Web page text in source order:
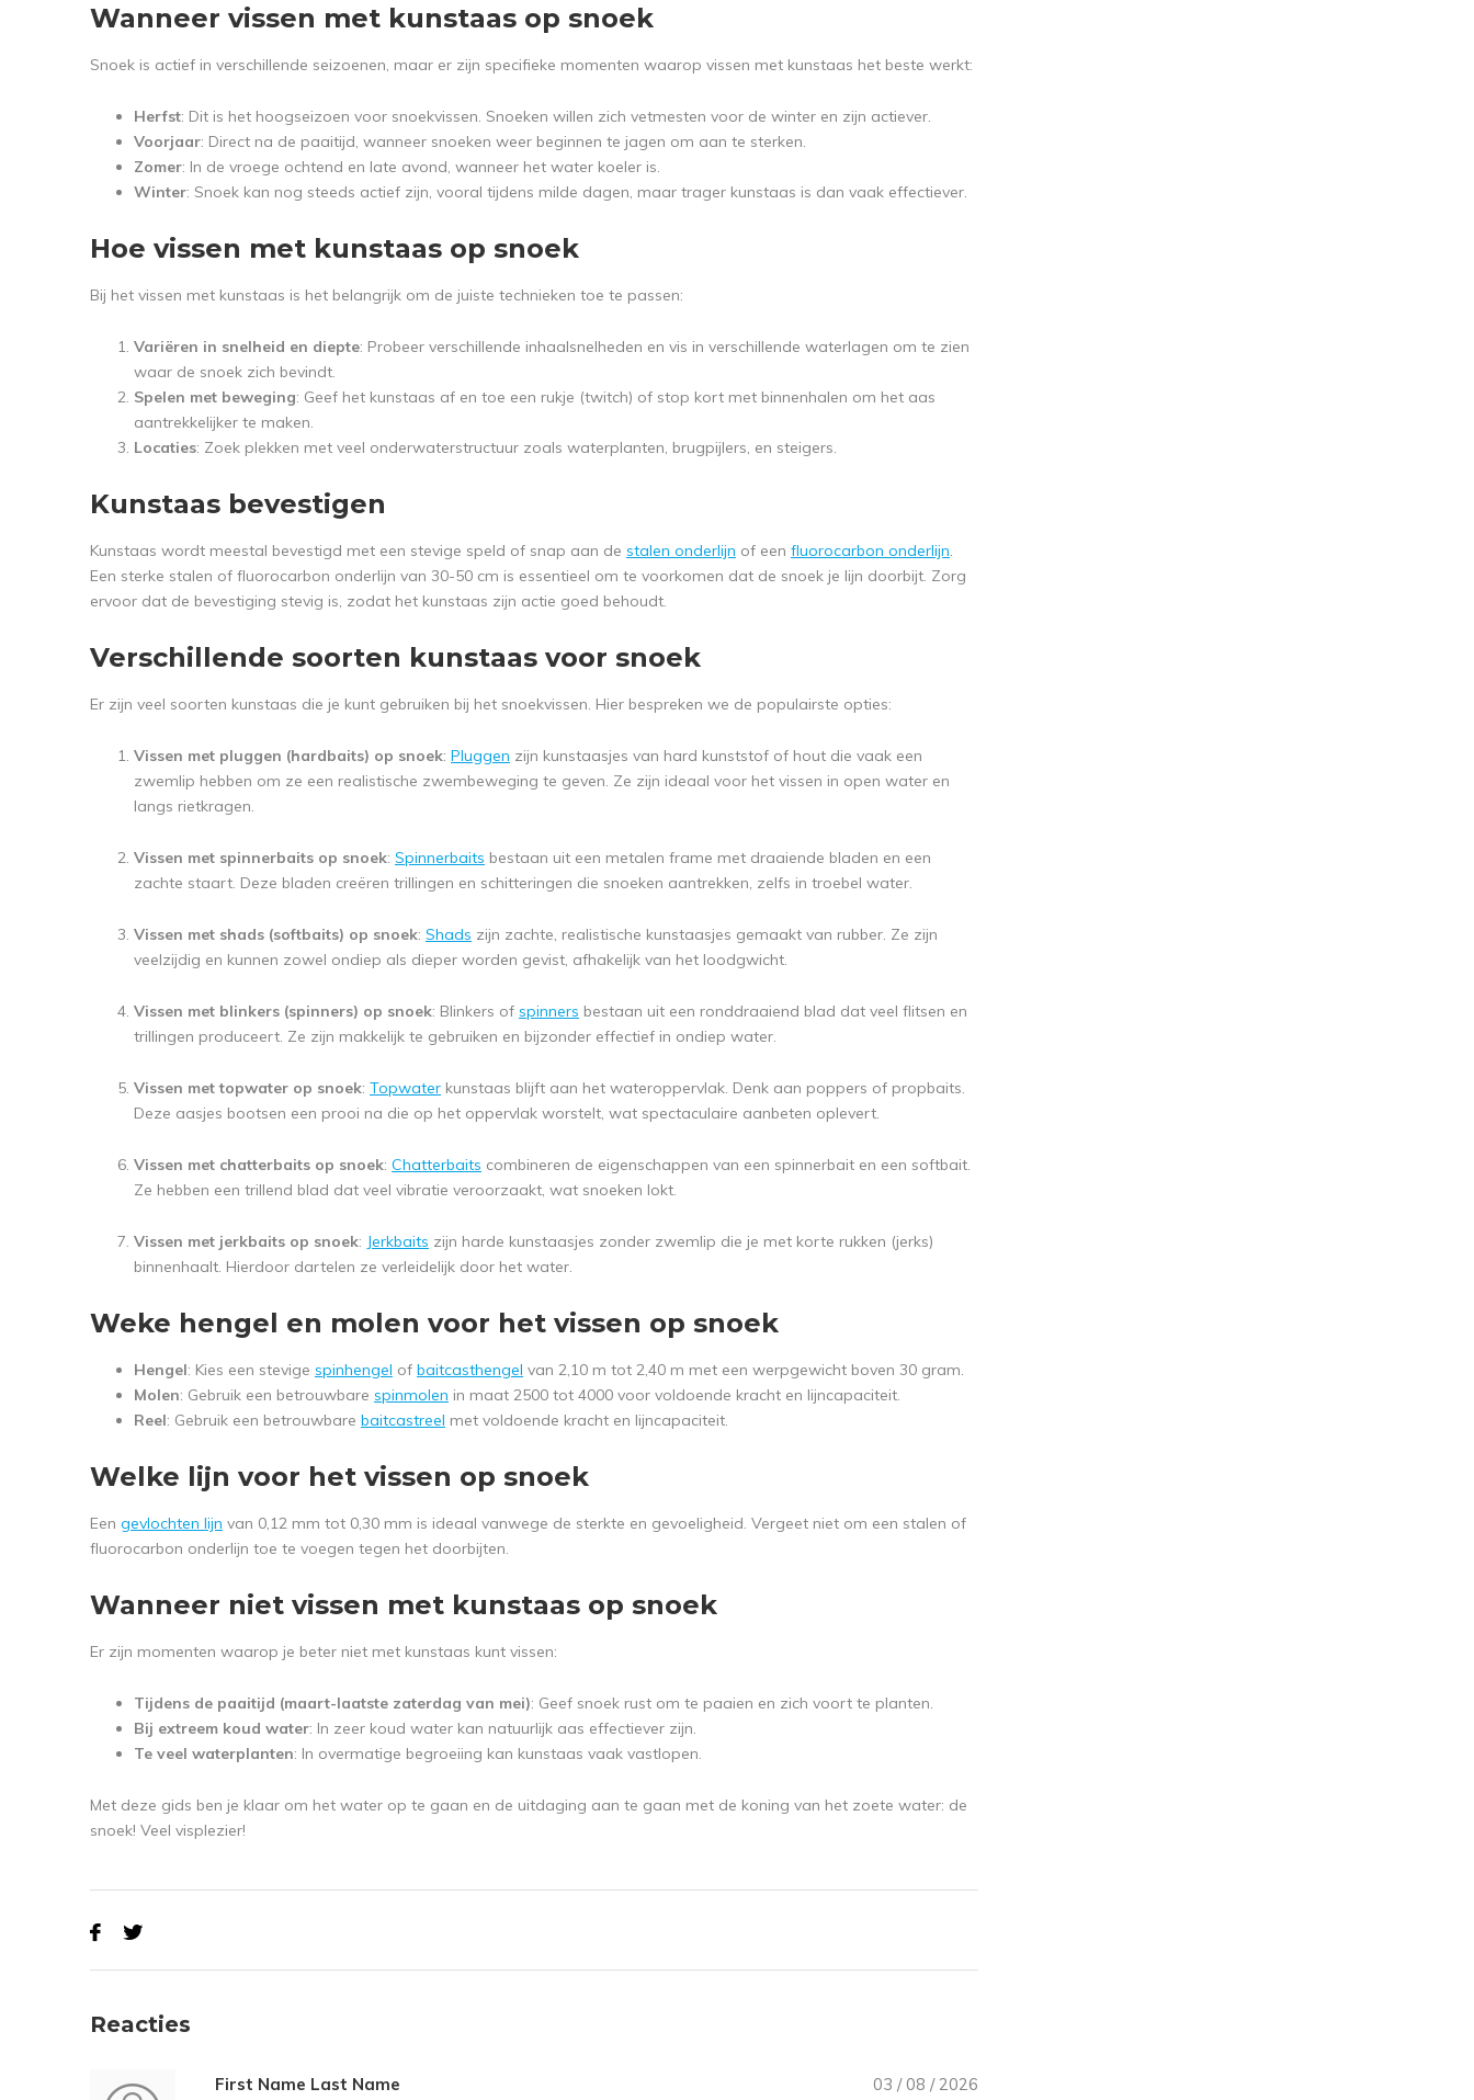
Wanneer vissen met kunstaas op snoek
Snoek is actief in verschillende seizoenen, maar er zijn specifieke momenten waarop vissen met kunstaas het beste werkt:
Herfst: Dit is het hoogseizoen voor snoekvissen. Snoeken willen zich vetmesten voor de winter en zijn actiever.
Voorjaar: Direct na de paaitijd, wanneer snoeken weer beginnen te jagen om aan te sterken.
Zomer: In de vroege ochtend en late avond, wanneer het water koeler is.
Winter: Snoek kan nog steeds actief zijn, vooral tijdens milde dagen, maar trager kunstaas is dan vaak effectiever.
Hoe vissen met kunstaas op snoek
Bij het vissen met kunstaas is het belangrijk om de juiste technieken toe te passen:
Variëren in snelheid en diepte: Probeer verschillende inhaalsnelheden en vis in verschillende waterlagen om te zien
waar de snoek zich bevindt.
Spelen met beweging: Geef het kunstaas af en toe een rukje (twitch) of stop kort met binnenhalen om het aas
aantrekkelijker te maken.
Locaties: Zoek plekken met veel onderwaterstructuur zoals waterplanten, brugpijlers, en steigers.
Kunstaas bevestigen
Kunstaas wordt meestal bevestigd met een stevige speld of snap aan de stalen onderlijn of een fluorocarbon onderlijn.
Een sterke stalen of fluorocarbon onderlijn van 30-50 cm is essentieel om te voorkomen dat de snoek je lijn doorbijt. Zorg
ervoor dat de bevestiging stevig is, zodat het kunstaas zijn actie goed behoudt.
Verschillende soorten kunstaas voor snoek
Er zijn veel soorten kunstaas die je kunt gebruiken bij het snoekvissen. Hier bespreken we de populairste opties:
Vissen met pluggen (hardbaits) op snoek: Pluggen zijn kunstaasjes van hard kunststof of hout die vaak een
zwemlip hebben om ze een realistische zwembeweging te geven. Ze zijn ideaal voor het vissen in open water en
langs rietkragen.
Vissen met spinnerbaits op snoek: Spinnerbaits bestaan uit een metalen frame met draaiende bladen en een
zachte staart. Deze bladen creëren trillingen en schitteringen die snoeken aantrekken, zelfs in troebel water.
Vissen met shads (softbaits) op snoek: Shads zijn zachte, realistische kunstaasjes gemaakt van rubber. Ze zijn
veelzijdig en kunnen zowel ondiep als dieper worden gevist, afhakelijk van het loodgwicht.
Vissen met blinkers (spinners) op snoek: Blinkers of spinners bestaan uit een ronddraaiend blad dat veel flitsen en
trillingen produceert. Ze zijn makkelijk te gebruiken en bijzonder effectief in ondiep water.
Vissen met topwater op snoek: Topwater kunstaas blijft aan het wateroppervlak. Denk aan poppers of propbaits.
Deze aasjes bootsen een prooi na die op het oppervlak worstelt, wat spectaculaire aanbeten oplevert.
Vissen met chatterbaits op snoek: Chatterbaits combineren de eigenschappen van een spinnerbait en een softbait.
Ze hebben een trillend blad dat veel vibratie veroorzaakt, wat snoeken lokt.
Vissen met jerkbaits op snoek: Jerkbaits zijn harde kunstaasjes zonder zwemlip die je met korte rukken (jerks)
binnenhaalt. Hierdoor dartelen ze verleidelijk door het water.
Weke hengel en molen voor het vissen op snoek
Hengel: Kies een stevige spinhengel of baitcasthengel van 2,10 m tot 2,40 m met een werpgewicht boven 30 gram.
Molen: Gebruik een betrouwbare spinmolen in maat 2500 tot 4000 voor voldoende kracht en lijncapaciteit.
Reel: Gebruik een betrouwbare baitcastreel met voldoende kracht en lijncapaciteit.
Welke lijn voor het vissen op snoek
Een gevlochten lijn van 0,12 mm tot 0,30 mm is ideaal vanwege de sterkte en gevoeligheid. Vergeet niet om een stalen of
fluorocarbon onderlijn toe te voegen tegen het doorbijten.
Wanneer niet vissen met kunstaas op snoek
Er zijn momenten waarop je beter niet met kunstaas kunt vissen:
Tijdens de paaitijd (maart-laatste zaterdag van mei): Geef snoek rust om te paaien en zich voort te planten.
Bij extreem koud water: In zeer koud water kan natuurlijk aas effectiever zijn.
Te veel waterplanten: In overmatige begroeiing kan kunstaas vaak vastlopen.
Met deze gids ben je klaar om het water op te gaan en de uitdaging aan te gaan met de koning van het zoete water: de
snoek! Veel visplezier!
Reacties
First Name Last Name 03 / 08 / 2026